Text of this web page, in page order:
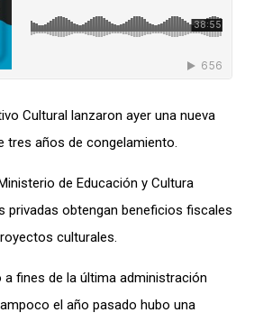
Cultural lanzaron ayer una nueva
tres años de congelamiento.
de Educación y Cultura
privadas obtengan beneficios fiscales
culturales.
fines de la última administración
el año pasado hubo una